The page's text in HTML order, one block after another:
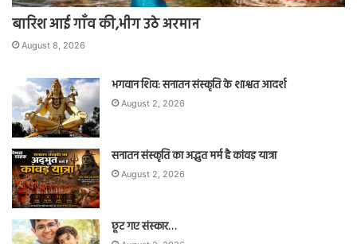
बारिश आई गाँव की,भीग उठे अरमान
August 8, 2026
भगवान शिव: सनातन संस्कृति के शाश्वत आदर्श
August 2, 2026
सनातन संस्कृति का अद्भुत मर्म है कांवड़ यात्रा
August 2, 2026
छूट गए संस्कार…